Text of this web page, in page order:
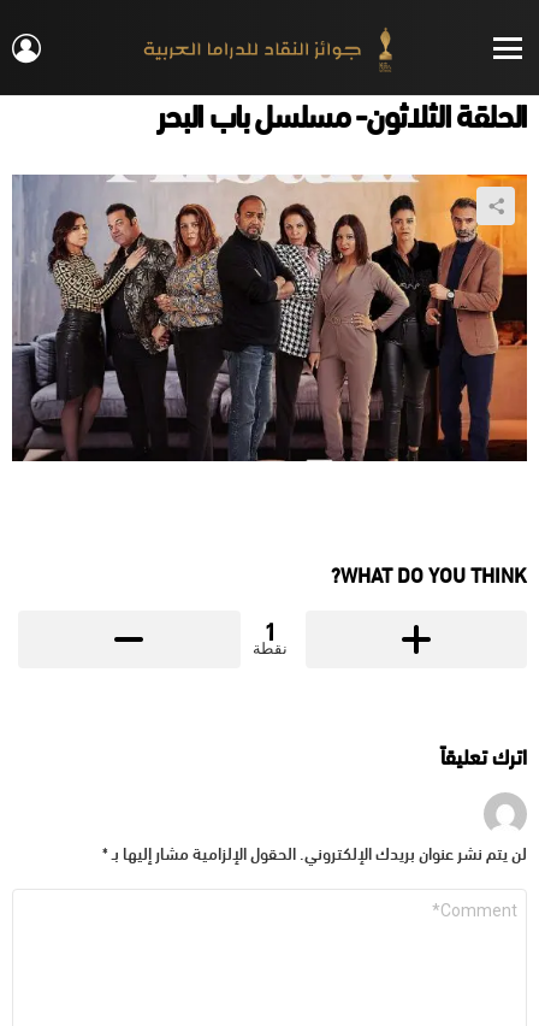
الحلقة الثلاثون- مسلسل باب البحر
WHAT DO YOU THINK?
1
نقطة
اترك تعليقاً
لن يتم نشر عنوان بريدك الإلكتروني.الحقول الإلزامية مشار إليها بـ*